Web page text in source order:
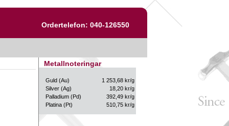
Ordertelefon: 040-126550
Metallnoteringar
Guld (Au)
1 253,68 kr/g
Silver (Ag)
18,20 kr/g
Palladium (Pd)
392,49 kr/g
Platina (Pt)
510,75 kr/g